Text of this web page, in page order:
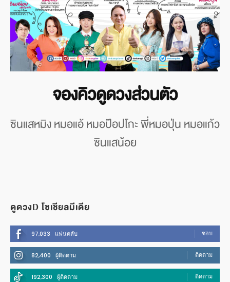
จองคิวดูดวงส่วนตัว
ซินแสหมิง หมอแอ้ หมอป๊อปโกะ พี่หมอปุ่น หมอแก้ว
ซินแสน้อย
ดูดวงD โซเชียลมีเดีย
97,033 แฟนคลับ ชอบ
82,400 ผู้ติดตาม ติดตาม
192,300 ผู้ติดตาม ติดตาม